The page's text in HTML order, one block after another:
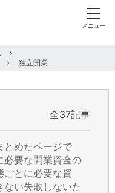
独立開業
全37記事
とめたページで
必要な開業資金の
ごとに必要な資
い失敗しないた